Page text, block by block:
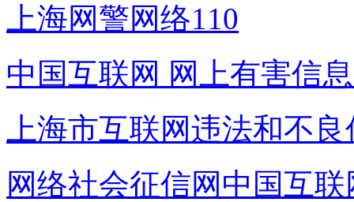
上海网警网络110
中国互联网 网上有害信
上海市互联网违法和不
网络社会征信网 中国互